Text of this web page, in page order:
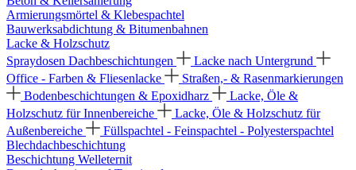
Armierungsmörtel & Klebespachtel
Bauwerksabdichtung & Bitumenbahnen
Lacke & Holzschutz
Spraydosen Dachbeschichtungen
Lacke nach Untergrund
Office - Farben & Fliesenlacke
Straßen,- & Rasenmarkierungen
Bodenbeschichtungen & Epoxidharz
Lacke, Öle &
Holzschutz für Innenbereiche
Lacke, Öle & Holzschutz für
Außenbereiche
Füllspachtel - Feinspachtel - Polyesterspachtel
Blechdachbeschichtung
Beschichtung Welleternit